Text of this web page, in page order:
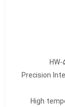
Precision
High